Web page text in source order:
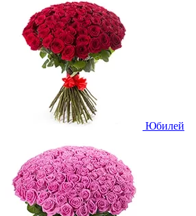
Юбилей